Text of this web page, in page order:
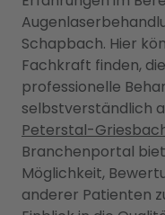
Schapbach. Hier
Fachkraft finden,
professionelle
selbstverständlich
Peterstal-
Branchenportal
Möglichkeit,
anderer Patienten